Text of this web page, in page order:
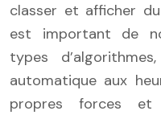
classer et afficher
est important de
types
automatique aux
propres forces et